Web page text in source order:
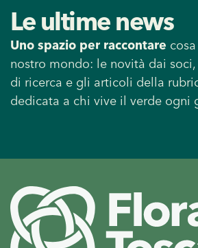
Le ultime news
Uno spazio per raccontare
nostro mondo: le novità dai
di ricerca e gli articoli della
dedicata a chi vive il verde ogni